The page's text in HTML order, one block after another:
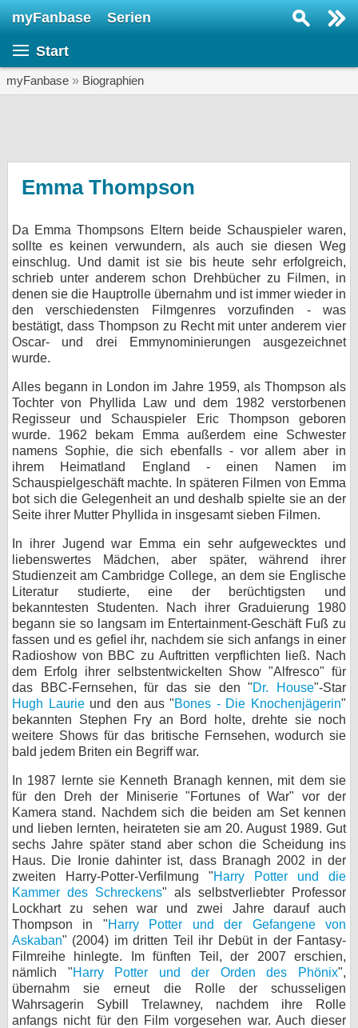
myFanbase Serien
Start
myFanbase » Biographien
Emma Thompson
Da Emma Thompsons Eltern beide Schauspieler waren,
sollte es keinen verwundern, als auch sie diesen Weg
einschlug. Und damit ist sie bis heute sehr erfolgreich,
schrieb unter anderem schon Drehbücher zu Filmen, in
denen sie die Hauptrolle übernahm und ist immer wieder in
den verschiedensten Filmgenres vorzufinden - was
bestätigt, dass Thompson zu Recht mit unter anderem vier
Oscar- und drei Emmynominierungen ausgezeichnet
wurde.
Alles begann in London im Jahre 1959, als Thompson als
Tochter von Phyllida Law und dem 1982 verstorbenen
Regisseur und Schauspieler Eric Thompson geboren
wurde. 1962 bekam Emma außerdem eine Schwester
namens Sophie, die sich ebenfalls - vor allem aber in
ihrem Heimatland England - einen Namen im
Schauspielgeschäft machte. In späteren Filmen von Emma
bot sich die Gelegenheit an und deshalb spielte sie an der
Seite ihrer Mutter Phyllida in insgesamt sieben Filmen.
In ihrer Jugend war Emma ein sehr aufgewecktes und
liebenswertes Mädchen, aber später, während ihrer
Studienzeit am Cambridge College, an dem sie Englische
Literatur studierte, eine der berüchtigsten und
bekanntesten Studenten. Nach ihrer Graduierung 1980
begann sie so langsam im Entertainment-Geschäft Fuß zu
fassen und es gefiel ihr, nachdem sie sich anfangs in einer
Radioshow von BBC zu Auftritten verpflichten ließ. Nach
dem Erfolg ihrer selbstentwickelten Show "Alfresco" für
das BBC-Fernsehen, für das sie den "Dr. House"-Star
Hugh Laurieund den aus "Bones - Die Knochenjägerin"
bekannten Stephen Fry an Bord holte, drehte sie noch
weitere Shows für das britische Fernsehen, wodurch sie
bald jedem Briten ein Begriff war.
In 1987 lernte sie Kenneth Branagh kennen, mit dem sie
für den Dreh der Miniserie "Fortunes of War" vor der
Kamera stand. Nachdem sich die beiden am Set kennen
und lieben lernten, heirateten sie am 20. August 1989. Gut
sechs Jahre später stand aber schon die Scheidung ins
Haus. Die Ironie dahinter ist, dass Branagh 2002 in der
zweiten Harry-Potter-Verfilmung "Harry Potter und die
Kammer des Schreckens" als selbstverliebter Professor
Lockhart zu sehen war und zwei Jahre darauf auch
Thompson in "Harry Potter und der Gefangene von
Askaban" (2004) im dritten Teil ihr Debüt in der Fantasy-
Filmreihe hinlegte. Im fünften Teil, der 2007 erschien,
nämlich "Harry Potter und der Orden des Phönix",
übernahm sie erneut die Rolle der schusseligen
Wahrsagerin Sybill Trelawney, nachdem ihre Rolle
anfangs nicht für den Film vorgesehen war. Auch dieser
KULTUR
Specials
SERVICE
Gewinnspiele
Forum
bei X
bei Facebook
Kontakt
Nutzungsbedingungen
Datenschutz
Cookie-Einstellungen
Impressum
Desktop-Ansicht
myFanbase